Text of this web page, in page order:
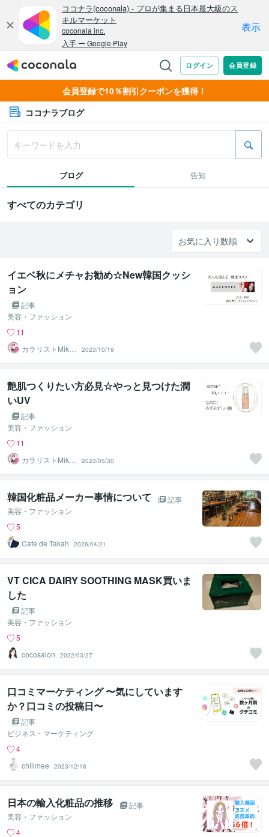
会員登録で10％割引クーポンを獲得！
ココナラブログ
ブログ 告知
すべてのカテゴリ
イエベ秋にメチャお勧め☆New韓国クッシ
ョン
記事
美容・ファッション
11
カラリストMiki
★★診断ランキ
ング１位
2023/10/19
艶肌つくりたい方必見☆やっと見つけた潤
いUV
記事
美容・ファッション
11
カラリストMiki
★★診断ランキ
ング１位
2023/05/30
韓国化粧品メーカー事情について
記事
美容・ファッション
5
Cafe de Takah
2026/04/21
VT CICA DAIRY SOOTHING MASK買いま
した
記事
美容・ファッション
5
cocosalon
2022/03/27
口コミマーケティング 〜気にしています
か？口コミの投稿日〜
記事
ビジネス・マーケティング
4
chillmee
2023/12/18
日本の輸入化粧品の推移
記事
美容・ファッション
4